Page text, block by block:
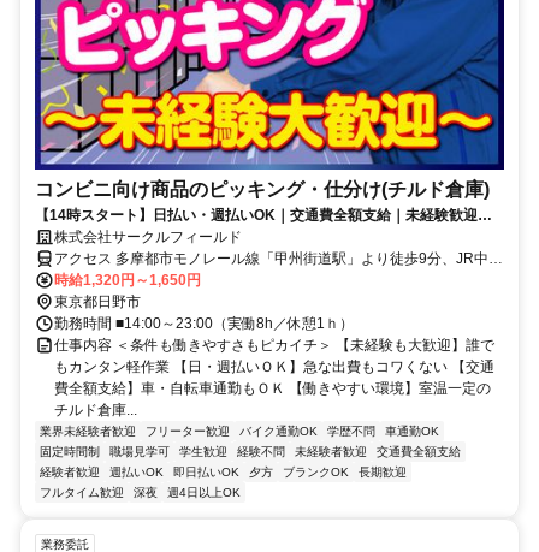
コンビニ向け商品のピッキング・仕分け(チルド倉庫)
【14時スタート】日払い・週払いOK｜交通費全額支給｜未経験歓迎｜
学生スタッフさん活躍中
株式会社サークルフィールド
アクセス 多摩都市モノレール線「甲州街道駅」より徒歩9分、JR中央
線「日野駅」より徒歩17分。立川市や八王子市、多摩市などの近隣エ
リアから通勤している派遣スタッフも多数在籍しています。中央線や
京王線沿線、多摩モノレールを利用しての通勤も非常に便利です！車
やバイク通勤も歓迎します（規定支給）
時給1,320円～1,650円
東京都日野市
勤務時間 ■14:00～23:00（実働8h／休憩1ｈ）
仕事内容 ＜条件も働きやすさもピカイチ＞ 【未経験も大歓迎】誰で
もカンタン軽作業 【日・週払いＯＫ】急な出費もコワくない 【交通
費全額支給】車・自転車通勤もＯＫ 【働きやすい環境】室温一定の
チルド倉庫...
業界未経験者歓迎 フリーター歓迎 バイク通勤OK 学歴不問
車通勤OK
固定時間制
職場見学可 学生歓迎 経験不問 未経験者歓迎
交通費全額支給
経験者歓迎
週払いOK 即日払いOK 夕方 ブランクOK
長期歓迎
フルタイム歓迎
深夜 週4日以上OK
業務委託